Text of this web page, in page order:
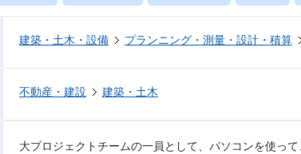
建築・土木・設備 プランニング・測量・設計・積算
不動産・建設 建築・土木
大プロジェクトチームの一員として、パソコンを使っ